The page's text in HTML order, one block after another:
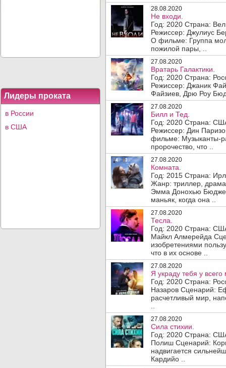
Лидеры проката
в России
в США
28.08.2020
Не входи.
Год: 2020 Страна:
Режиссер: Джулиус
О фильме: Группа
пожилой пары, ..
27.08.2020
Вратарь Галактики.
Год: 2020 Страна:
Режиссер: Джаник
Файзиев, Дрю Роу
27.08.2020
Билл и Тед.
Год: 2020 Страна:
Режиссер: Дин
фильме: Музыканты-
пророчество, что ..
27.08.2020
Комната.
Год: 2015 Страна:
Жанр: триллер,
Эмма Донохью
маньяк, когда она ..
27.08.2020
Тесла.
Год: 2020 Страна:
Майкл Алмерейда
изобретениями
что в их основе ..
27.08.2020
Я украду тебя у
Год: 2020 Страна:
Назаров Сценарий:
расчетливый мир,
27.08.2020
Сила стихии.
Год: 2020 Страна:
Полиш Сценарий:
надвигается
Кардийо ..